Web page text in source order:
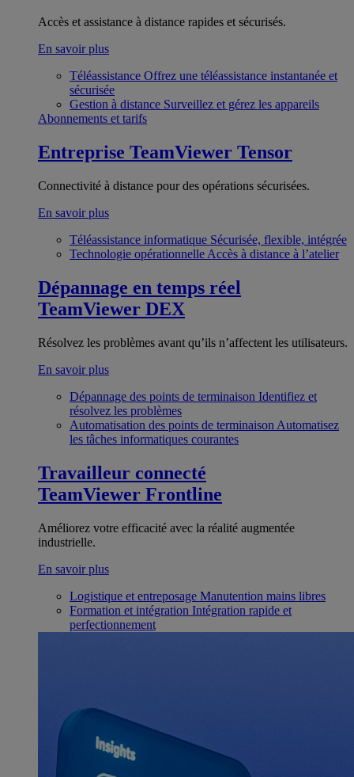
Accès et assistance à distance rapides et sécurisés.
En savoir plus
Téléassistance Offrez une téléassistance instantanée et
sécurisée
Gestion à distance Surveillez et gérez les appareils
Abonnements et tarifs
Entreprise TeamViewer Tensor
Connectivité à distance pour des opérations sécurisées.
En savoir plus
Téléassistance informatique Sécurisée, flexible, intégrée
Technologie opérationnelle Accès à distance à l’atelier
Dépannage en temps réel
TeamViewer DEX
Résolvez les problèmes avant qu’ils n’affectent les utilisateurs.
En savoir plus
Dépannage des points de terminaison Identifiez et
résolvez les problèmes
Automatisation des points de terminaison Automatisez
les tâches informatiques courantes
Travailleur connecté
TeamViewer Frontline
Améliorez votre efficacité avec la réalité augmentée
industrielle.
En savoir plus
Logistique et entreposage Manutention mains libres
Formation et intégration Intégration rapide et
perfectionnement